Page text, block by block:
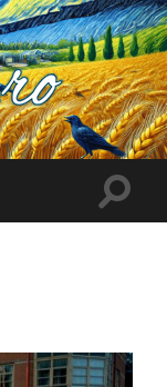
Toggle